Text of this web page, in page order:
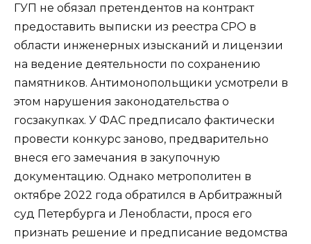
ГУП не обязал претендентов на контракт
предоставить выписки из реестра СРО в
области инженерных изысканий и лицензии
на ведение деятельности по сохранению
памятников. Антимонопольщики усмотрели в
этом нарушения законодательства о
госзакупках. У ФАС предписало фактически
провести конкурс заново, предварительно
внеся его замечания в закупочную
документацию. Однако метрополитен в
октябре 2022 года обратился в Арбитражный
суд Петербурга и Ленобласти, прося его
признать решение и предписание ведомства